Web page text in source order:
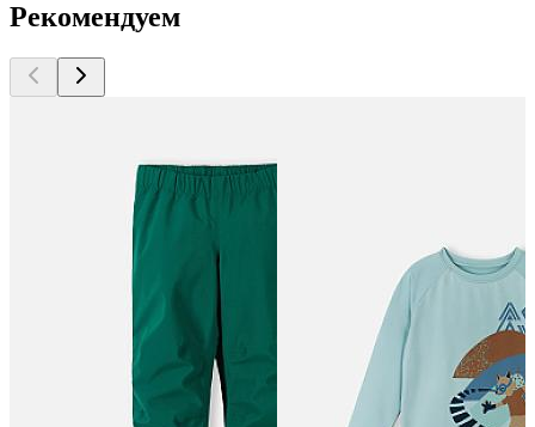
Рекомендуем